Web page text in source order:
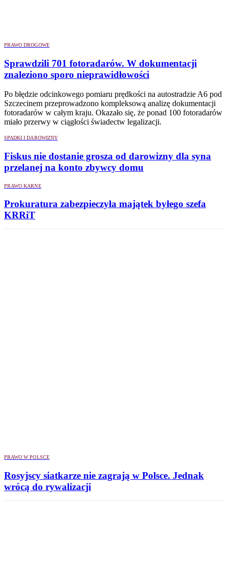
PRAWO DROGOWE
Sprawdzili 701 fotoradarów. W dokumentacji
znaleziono sporo nieprawidłowości
Po błędzie odcinkowego pomiaru prędkości na autostradzie A6 pod
Szczecinem przeprowadzono kompleksową analizę dokumentacji
fotoradarów w całym kraju. Okazało się, że ponad 100 fotoradarów
miało przerwy w ciągłości świadectw legalizacji.
SPADKI I DAROWIZNY
Fiskus nie dostanie grosza od darowizny dla syna
przelanej na konto zbywcy domu
PRAWO KARNE
Prokuratura zabezpieczyła majątek byłego szefa
KRRiT
PRAWO W POLSCE
Rosyjscy siatkarze nie zagrają w Polsce. Jednak
wrócą do rywalizacji